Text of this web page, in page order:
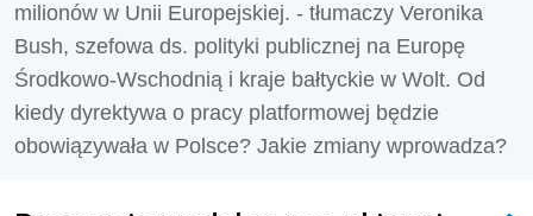
milionów w Unii Europejskiej. - tłumaczy Veronika
Bush, szefowa ds. polityki publicznej na Europę
Środkowo-Wschodnią i kraje bałtyckie w Wolt. Od
kiedy dyrektywa o pracy platformowej będzie
obowiązywała w Polsce? Jakie zmiany wprowadza?